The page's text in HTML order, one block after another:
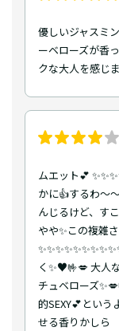
優しいジャスミ
ーベローズが香
クな大人を感じ
ムエット💕
かに👍するわ～
んじるけど、す
やや✨この複雑
く✨♥️🤟💋 大人
チュベローズ
的SEXY💕とい
せる香りかしら